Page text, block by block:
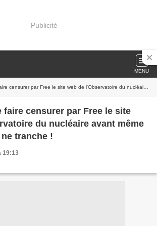
Publicité
MENU
par Free le site web de l'Observatoire du nucléaire avant même que la Justice ne tranche !
faire censurer par Free le site
du nucléaire avant même
tranche !
19:13